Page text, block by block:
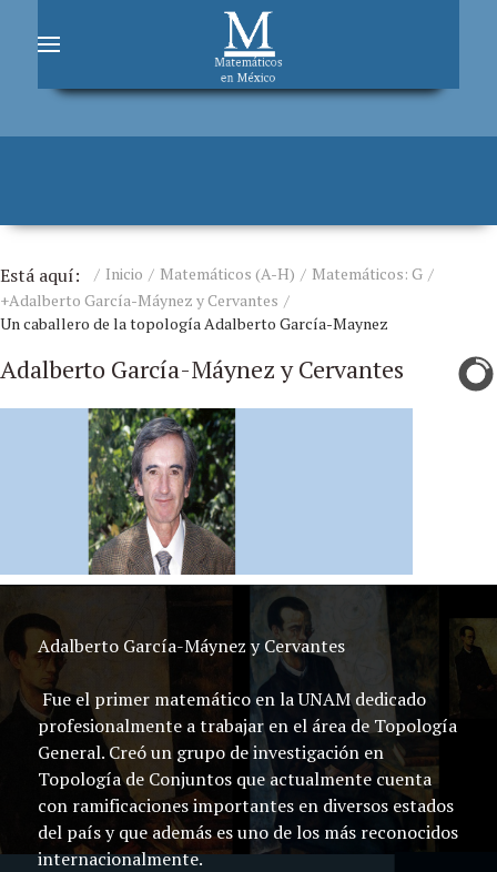
Está aquí: Inicio Matemáticos (A-H)
Matemáticos: G
+Adalberto García-Máynez y Cervantes
Un caballero de la topología Adalberto García-Maynez
Adalberto García-Máynez y Cervantes
Adalberto García-Máynez y Cervantes
Fue el primer matemático en la UNAM dedicado
profesionalmente a trabajar en el área de Topología
General. Creó un grupo de investigación en
Topología de Conjuntos que actualmente cuenta
con ramificaciones importantes en diversos estados
del país y que además es uno de los más reconocidos
internacionalmente.